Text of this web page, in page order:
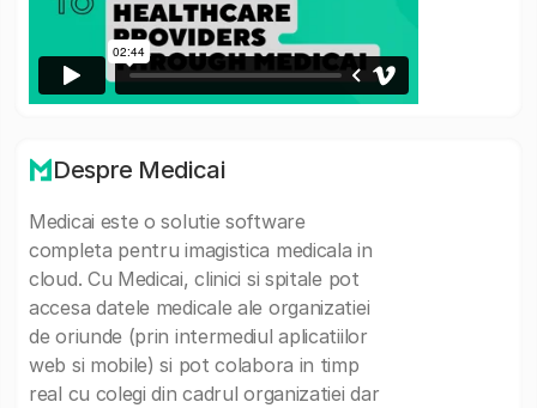
Despre Medicai
Medicai este o solutie software
completa pentru imagistica medicala in
cloud. Cu Medicai, clinici si spitale pot
accesa datele medicale ale organizatiei
de oriunde (prin intermediul aplicatiilor
web si mobile) si pot colabora in timp
real cu colegi din cadrul organizatiei dar